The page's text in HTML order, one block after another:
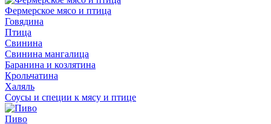
Фермерское мясо и птица
Говядина
Птица
Свинина
Свинина мангалица
Баранина и козлятина
Крольчатина
Халяль
Соусы и специи к мясу и птице
Пиво